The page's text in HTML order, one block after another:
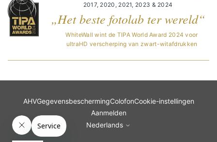
2017, 2020, 2021, 2023 & 2024
„Het beste fotolab ter wereld“
WhiteWall wint de TIPA World Award 2024 voor
ultraHD verscherping van zwart-witafdrukken
AHVGegevensbeschermingColofonCookie-instellingen
Aanmelden
Nederlands